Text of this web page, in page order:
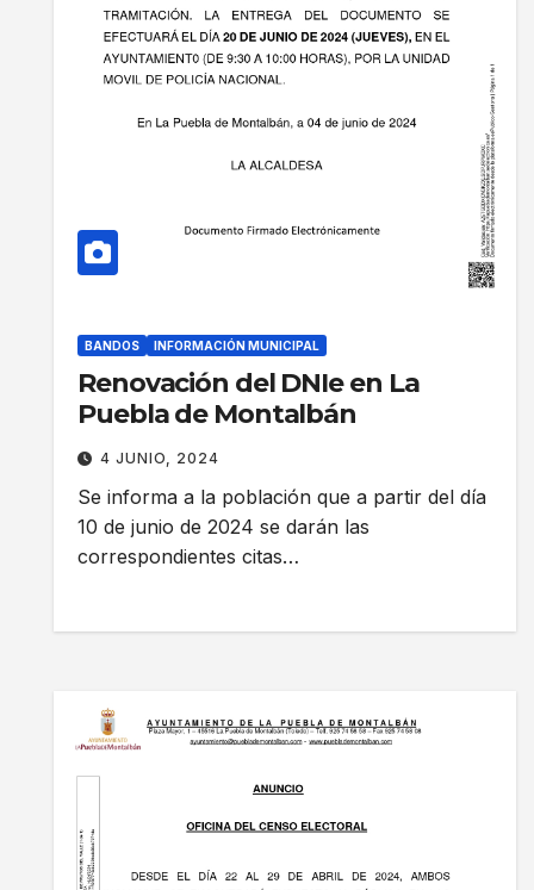
BANDOS INFORMACIÓN MUNICIPAL
Renovación del DNIe en La
Puebla de Montalbán
4 JUNIO, 2024
Se informa a la población que a partir del día
10 de junio de 2024 se darán las
correspondientes citas…